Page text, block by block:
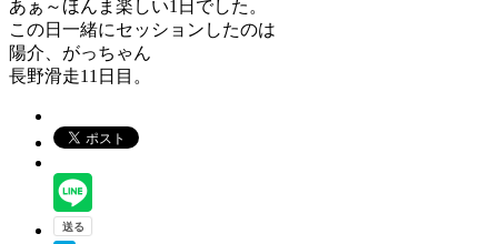
あぁ～ほんま楽しい1日でした。
この日一緒にセッションしたのは
陽介、がっちゃん
長野滑走11日目。